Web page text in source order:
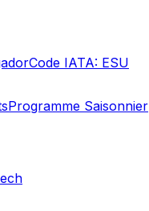
Code IATA: ESU
Programme Saisonnier